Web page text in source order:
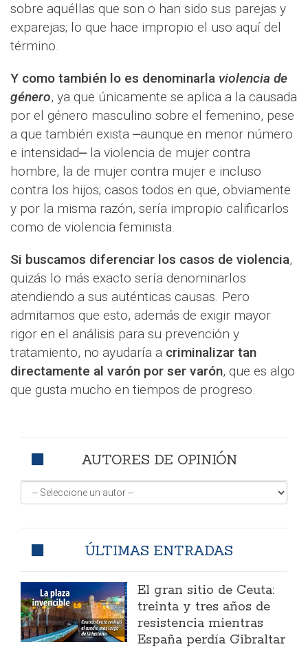
sobre aquéllas que son o han sido sus parejas y
exparejas; lo que hace impropio el uso aquí del
término.
Y como también lo es denominarla violencia de
género, ya que únicamente se aplica a la causada
por el género masculino sobre el femenino, pese
a que también exista ⎼aunque en menor número
e intensidad⎼ la violencia de mujer contra
hombre, la de mujer contra mujer e incluso
contra los hijos; casos todos en que, obviamente
y por la misma razón, sería impropio calificarlos
como de violencia feminista.
Si buscamos diferenciar los casos de violencia,
quizás lo más exacto sería denominarlos
atendiendo a sus auténticas causas. Pero
admitamos que esto, además de exigir mayor
rigor en el análisis para su prevención y
tratamiento, no ayudaría a criminalizar tan
directamente al varón por ser varón, que es algo
que gusta mucho en tiempos de progreso.
AUTORES DE OPINIÓN
ÚLTIMAS ENTRADAS
El gran sitio de Ceuta:
treinta y tres años de
resistencia mientras
España perdía Gibraltar